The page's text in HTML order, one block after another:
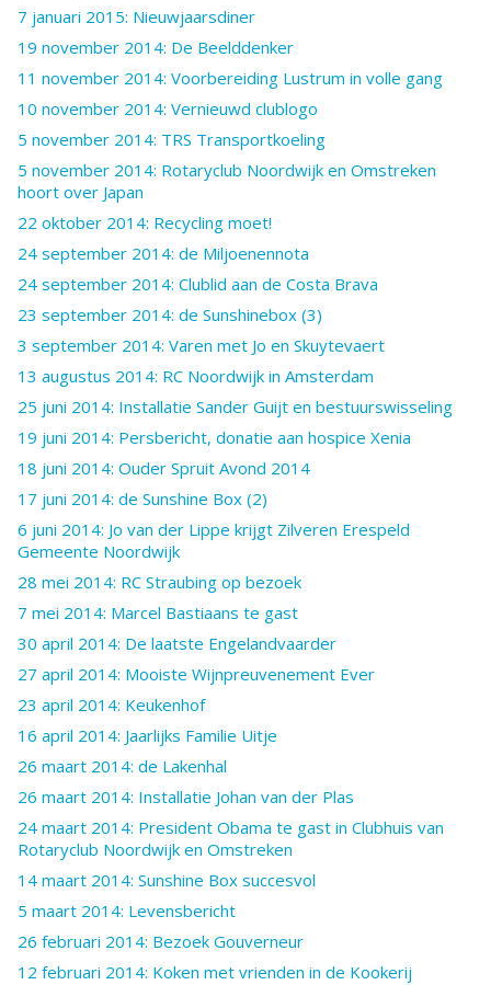
7 januari 2015: Nieuwjaarsdiner
19 november 2014: De Beelddenker
11 november 2014: Voorbereiding Lustrum in volle gang
10 november 2014: Vernieuwd clublogo
5 november 2014: TRS Transportkoeling
5 november 2014: Rotaryclub Noordwijk en Omstreken
hoort over Japan
22 oktober 2014: Recycling moet!
24 september 2014: de Miljoenennota
24 september 2014: Clublid aan de Costa Brava
23 september 2014: de Sunshinebox (3)
3 september 2014: Varen met Jo en Skuytevaert
13 augustus 2014: RC Noordwijk in Amsterdam
25 juni 2014: Installatie Sander Guijt en bestuurswisseling
19 juni 2014: Persbericht, donatie aan hospice Xenia
18 juni 2014: Ouder Spruit Avond 2014
17 juni 2014: de Sunshine Box (2)
6 juni 2014: Jo van der Lippe krijgt Zilveren Erespeld
Gemeente Noordwijk
28 mei 2014: RC Straubing op bezoek
7 mei 2014: Marcel Bastiaans te gast
30 april 2014: De laatste Engelandvaarder
27 april 2014: Mooiste Wijnpreuvenement Ever
23 april 2014: Keukenhof
16 april 2014: Jaarlijks Familie Uitje
26 maart 2014: de Lakenhal
26 maart 2014: Installatie Johan van der Plas
24 maart 2014: President Obama te gast in Clubhuis van
Rotaryclub Noordwijk en Omstreken
14 maart 2014: Sunshine Box succesvol
5 maart 2014: Levensbericht
26 februari 2014: Bezoek Gouverneur
12 februari 2014: Koken met vrienden in de Kookerij